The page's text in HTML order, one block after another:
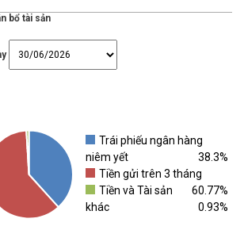
bổ tài sản
Trái phiếu ngân hàng
niêm yết
38.3%
Tiền gửi trên 3 tháng
60.77%
Tiền và Tài sản
khác
0.93%